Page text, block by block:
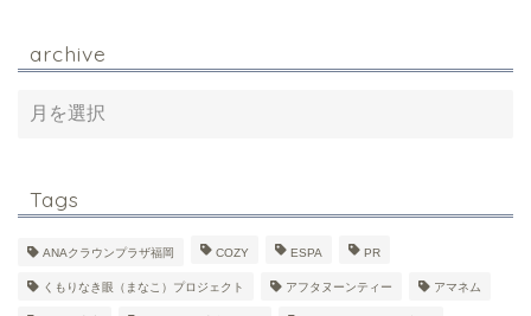
archive
Tags
ANAクラウンプラザ福岡 COZY ESPA PR
くもりなき眼（まなこ）プロジェクト アフタヌーンティー アマネム